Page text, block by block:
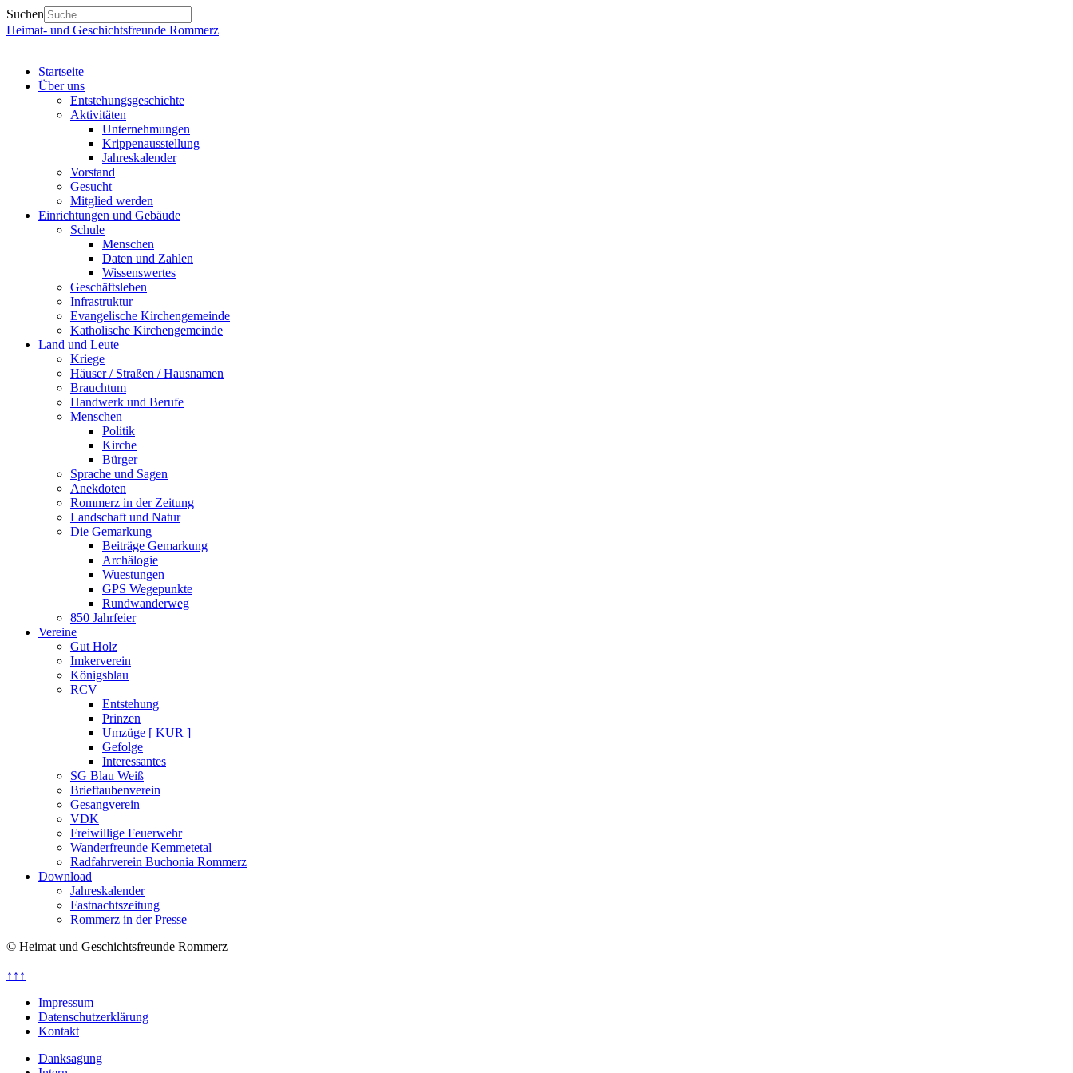
Suchen
Heimat- und Geschichtsfreunde Rommerz
Startseite
Über uns
Entstehungsgeschichte
Aktivitäten
Unternehmungen
Krippenausstellung
Jahreskalender
Vorstand
Gesucht
Mitglied werden
Einrichtungen und Gebäude
Schule
Menschen
Daten und Zahlen
Wissenswertes
Geschäftsleben
Infrastruktur
Evangelische Kirchengemeinde
Katholische Kirchengemeinde
Land und Leute
Kriege
Häuser / Straßen / Hausnamen
Brauchtum
Handwerk und Berufe
Menschen
Politik
Kirche
Bürger
Sprache und Sagen
Anekdoten
Rommerz in der Zeitung
Landschaft und Natur
Die Gemarkung
Beiträge Gemarkung
Archälogie
Wuestungen
GPS Wegepunkte
Rundwanderweg
850 Jahrfeier
Vereine
Gut Holz
Imkerverein
Königsblau
RCV
Entstehung
Prinzen
Umzüge [ KUR ]
Gefolge
Interessantes
SG Blau Weiß
Brieftaubenverein
Gesangverein
VDK
Freiwillige Feuerwehr
Wanderfreunde Kemmetetal
Radfahrverein Buchonia Rommerz
Download
Jahreskalender
Fastnachtszeitung
Rommerz in der Presse
© Heimat und Geschichtsfreunde Rommerz
↑↑↑
Impressum
Datenschutzerklärung
Kontakt
Danksagung